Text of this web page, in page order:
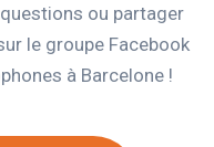
ou partager
le groupe Facebook
à Barcelone !